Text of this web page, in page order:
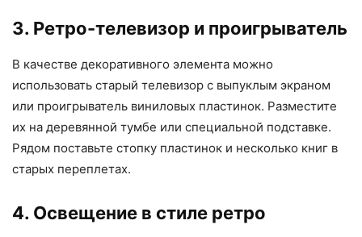
3. Ретро-телевизор и проигрыватель
В качестве декоративного элемента можно
использовать старый телевизор с выпуклым экраном
или проигрыватель виниловых пластинок. Разместите
их на деревянной тумбе или специальной подставке.
Рядом поставьте стопку пластинок и несколько книг в
старых переплетах.
4. Освещение в стиле ретро